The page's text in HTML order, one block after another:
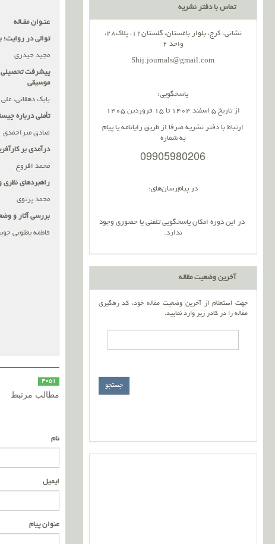
تماس با دفتر نشریه
نشانی: کرج، بلوار باغستان، گلستان12، پلاک28،
واحد 2
Shij.journals@gmail.com
پاسخگویی:
از تاریخ 5 اسفند 1404 تا 15 فروردین 1405
ارتباط با دفتر نشریه صرفا از طریق رایانامه یا پیام
به شماره
09905980206
در پیام‌رسان‌های:
در این دوره امکان پاسخگویی تلفنی یا حضوری وجود
ندارد.
آخرین وضعیت مقاله
جهت استعلام از آخرین وضعیت مقاله خود، کد رهگیری
مقاله را در کادر زیر وارد نمایید.
عنـوان مقـاله
توالی در
مجید حیدری
پیشرفت تحصیلی
موسیقی
بابک دهقانی، علی
تأملی درباره
صادق میراحمدی
درآمدی بر
محمد افروغ
راهبردهای
محمد پرتوی
بررسی آثار و
فاطمه یعقوبی
4051
مطالب مرتبط
نام
ایمیل
عنوان پیام